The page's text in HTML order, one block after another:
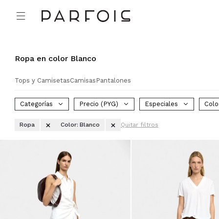

Ropa en color Blanco
Tops y CamisetasCamisas Pantalones
Categorías Precio (PYG) Especiales
Ropa Color: Blanco Quitar filtros